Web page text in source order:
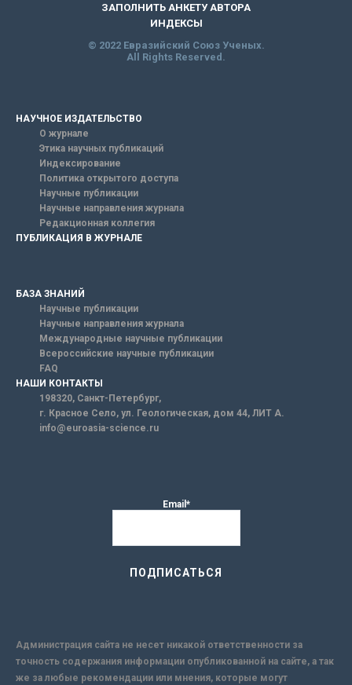
ЗАПОЛНИТЬ АНКЕТУ АВТОРА
ИНДЕКСЫ
© 2022 Евразийский Союз Ученых.
All Rights Reserved.
НАУЧНОЕ ИЗДАТЕЛЬСТВО
О журнале
Этика научных публикаций
Индексирование
Политика открытого доступа
Научные публикации
Научные направления журнала
Редакционная коллегия
ПУБЛИКАЦИЯ В ЖУРНАЛЕ
БАЗА ЗНАНИЙ
Научные публикации
Научные направления журнала
Международные научные публикации
Всероссийские научные публикации
FAQ
НАШИ КОНТАКТЫ
198320, Санкт-Петербург,
г. Красное Село, ул. Геологическая, дом 44, ЛИТ А.
info@euroasia-science.ru
Email*
Администрация сайта не несет никакой ответственности за
точность содержания информации опубликованной на сайте, а так
же за любые рекомендации или мнения, которые могут